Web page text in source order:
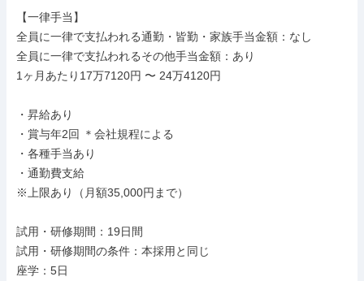
【一律手当】
全員に一律で支払われる通勤・皆勤・家族手当金額：なし
全員に一律で支払われるその他手当金額：あり
1ヶ月あたり17万7120円 〜 24万4120円
・昇給あり
・賞与年2回 ＊会社規程による
・各種手当あり
・通勤費支給
※上限あり（月額35,000円まで）
試用・研修期間：19日間
試用・研修期間の条件：本採用と同じ
座学：5日